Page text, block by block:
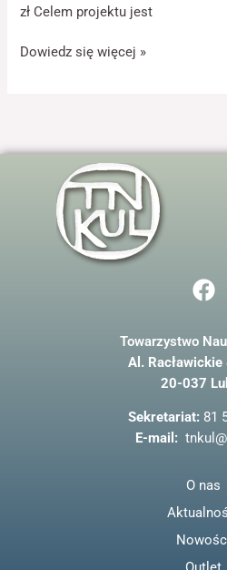
zł Celem projektu jest
Dowiedz się więcej »
F
a
e
b
o
o
k
Towarzystwo
Al.
20-037
Sekretariat: 81
E-mail:
O nas